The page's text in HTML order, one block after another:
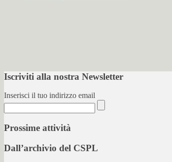
Iscriviti alla nostra Newsletter
Inserisci il tuo indirizzo email
Prossime attività
Dall’archivio del CSPL